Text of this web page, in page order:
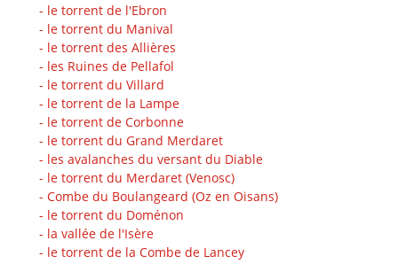
- le torrent de l'Ebron
- le torrent du Manival
- le torrent des Allières
- les Ruines de Pellafol
- le torrent du Villard
- le torrent de la Lampe
- le torrent de Corbonne
- le torrent du Grand Merdaret
- les avalanches du versant du Diable
- le torrent du Merdaret (Venosc)
- Combe du Boulangeard (Oz en Oisans)
- le torrent du Doménon
- la vallée de l'Isère
- le torrent de la Combe de Lancey